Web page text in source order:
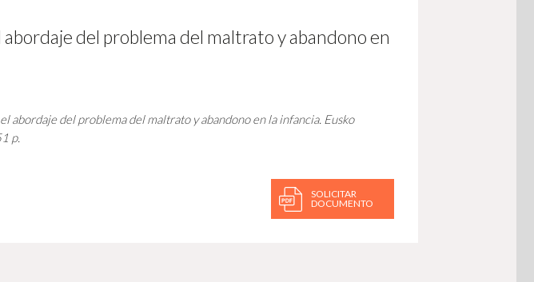
del problema del maltrato y abandono en
abordaje del problema del maltrato y abandono en la infancia. Eusko
p.
SOLICITAR
DOCUMENTO